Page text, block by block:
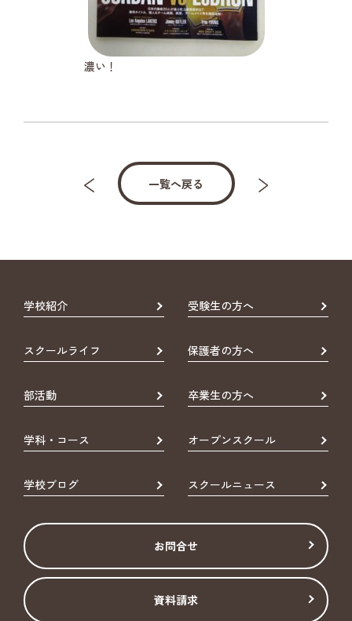
濃い！
一覧へ戻る
学校紹介 受験生の方へ
スクールライフ 保護者の方へ
部活動 卒業生の方へ
学科・コース オープンスクール
学校ブログ スクールニュース
お問合せ
資料請求